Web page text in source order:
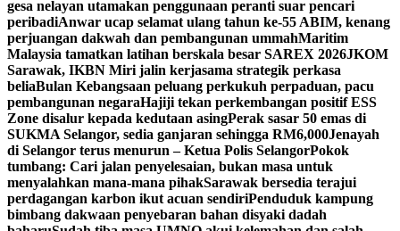
gesa nelayan utamakan penggunaan peranti suar pencari
peribadiAnwar ucap selamat ulang tahun ke-55 ABIM, kenang
perjuangan dakwah dan pembangunan ummahMaritim
Malaysia tamatkan latihan berskala besar SAREX 2026JKOM
Sarawak, IKBN Miri jalin kerjasama strategik perkasa
beliaBulan Kebangsaan peluang perkukuh perpaduan, pacu
pembangunan negaraHajiji tekan perkembangan positif ESS
Zone disalur kepada kedutaan asingPerak sasar 50 emas di
SUKMA Selangor, sedia ganjaran sehingga RM6,000Jenayah
di Selangor terus menurun – Ketua Polis SelangorPokok
tumbang: Cari jalan penyelesaian, bukan masa untuk
menyalahkan mana-mana pihakSarawak bersedia terajui
perdagangan karbon ikut acuan sendiriPenduduk kampung
bimbang dakwaan penyebaran bahan disyaki dadah